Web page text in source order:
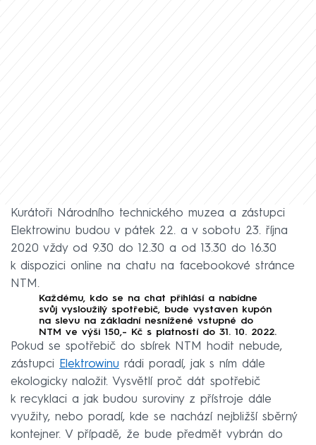
Kurátoři Národního technického muzea a zástupci
Elektrowinu budou v pátek 22. a v sobotu 23. října
2020 vždy od 9.30 do 12.30 a od 13.30 do 16.30
k dispozici online na chatu na facebookové stránce
NTM.
Každému, kdo se na chat přihlásí a nabídne
svůj vysloužilý spotřebič, bude vystaven kupón
na slevu na základní nesnížené vstupné do
NTM ve výši 150,- Kč s platností do 31. 10. 2022.
Pokud se spotřebič do sbírek NTM hodit nebude,
zástupci
Elektrowinu rádi poradí, jak s ním dále
ekologicky naložit. Vysvětlí proč dát spotřebič
k recyklaci a jak budou suroviny z přístroje dále
využity, nebo poradí, kde se nachází nejbližší sběrný
kontejner. V případě, že bude předmět vybrán do